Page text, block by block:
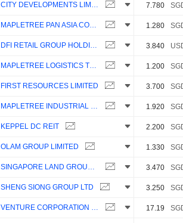
CITY DEVELOPMENTS LIMITED 7.780
MAPLETREE PAN ASIA COMMERCIAL TRUST 1.280
DFI RETAIL GROUP HOLDINGS LIMITED 3.840
MAPLETREE LOGISTICS TRUST 1.200
FIRST RESOURCES LIMITED 3.700
MAPLETREE INDUSTRIAL TRUST 1.920
KEPPEL DC REIT 2.200
OLAM GROUP LIMITED 1.330
SINGAPORE LAND GROUP LIMITED 3.470
SHENG SIONG GROUP LTD 3.250
VENTURE CORPORATION LIMITED 17.19